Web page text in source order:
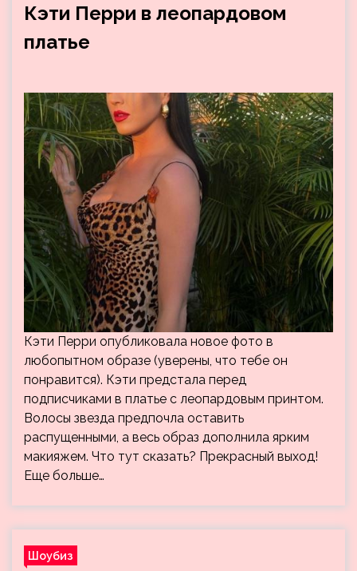
Кэти Перри в леопардовом
платье
Кэти Перри опубликовала новое фото в
любопытном образе (уверены, что тебе он
понравится). Кэти предстала перед
подписчиками в платье с леопардовым принтом.
Волосы звезда предпочла оставить
распущенными, а весь образ дополнила ярким
макияжем. Что тут сказать? Прекрасный выход!
Еще больше…
Шоубиз